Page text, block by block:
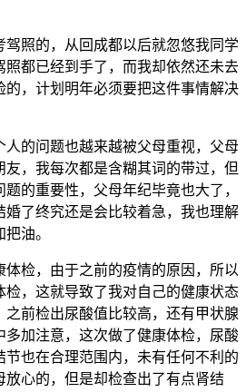
驾照的，从回成都以后就忽悠我同学
照都已经到手了，而我却依然还未去
的，计划明年必须要把这件事情解决
人的问题也越来越被父母重视，父母
，我每次都是含糊其词的带过，但
的重要性，父母年纪毕竟也大了，
婚了终究还是会比较着急，我也理解
油。
检，由于之前的疫情的原因，所以
检，这就导致了我对自己的健康状态
之前检出尿酸值比较高，还有甲状腺
多加注意，这次做了健康体检，尿酸
也在合理范围内，未有任何不利的
放心的，但是却检查出了有点肾结